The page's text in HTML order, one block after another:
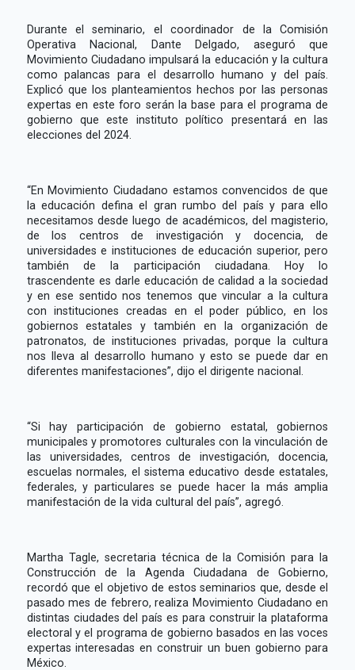
Durante el seminario, el coordinador de la Comisión
Operativa Nacional, Dante Delgado, aseguró que
Movimiento Ciudadano impulsará la educación y la cultura
como palancas para el desarrollo humano y del país.
Explicó que los planteamientos hechos por las personas
expertas en este foro serán la base para el programa de
gobierno que este instituto político presentará en las
elecciones del 2024.
“En Movimiento Ciudadano estamos convencidos de que
la educación defina el gran rumbo del país y para ello
necesitamos desde luego de académicos, del magisterio,
de los centros de investigación y docencia, de
universidades e instituciones de educación superior, pero
también de la participación ciudadana. Hoy lo
trascendente es darle educación de calidad a la sociedad
y en ese sentido nos tenemos que vincular a la cultura
con instituciones creadas en el poder público, en los
gobiernos estatales y también en la organización de
patronatos, de instituciones privadas, porque la cultura
nos lleva al desarrollo humano y esto se puede dar en
diferentes manifestaciones”, dijo el dirigente nacional.
“Si hay participación de gobierno estatal, gobiernos
municipales y promotores culturales con la vinculación de
las universidades, centros de investigación, docencia,
escuelas normales, el sistema educativo desde estatales,
federales, y particulares se puede hacer la más amplia
manifestación de la vida cultural del país”, agregó.
Martha Tagle, secretaria técnica de la Comisión para la
Construcción de la Agenda Ciudadana de Gobierno,
recordó que el objetivo de estos seminarios que, desde el
pasado mes de febrero, realiza Movimiento Ciudadano en
distintas ciudades del país es para construir la plataforma
electoral y el programa de gobierno basados en las voces
expertas interesadas en construir un buen gobierno para
México.